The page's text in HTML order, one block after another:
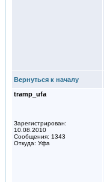
Вернуться к началу
tramp_ufa
Зарегистрирован:
10.08.2010
Сообщения: 1343
Откуда: Уфа